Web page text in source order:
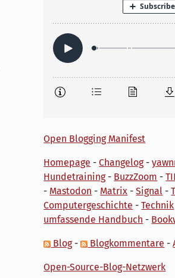
Open Blogging Manifest
Homepage -Changelog-
Hundetraining- BuzzZoom -
- Mastodon - Matrix -Signal -
Computergeschichte -Technik
umfassende Handbuch -
Blog- Blogkommentare -
Open-Source-Blog-Netzwerk